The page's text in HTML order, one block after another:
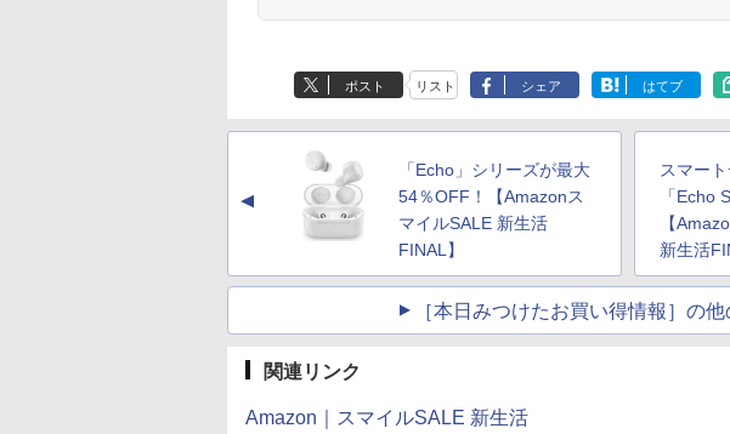
ポスト リスト シェア はてブ
▲
「Echo」シリーズが最大
54％OFF！【Amazonス
マイルSALE 新生活
FINAL】
スマー
「Echo
【
新生活
［本日みつけたお買い得情報］の
関連リンク
Amazon｜スマイルSALE 新生活